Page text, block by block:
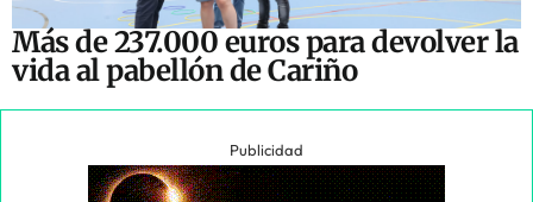
Más de 237.000 euros para devolver la
vida al pabellón de Cariño
Publicidad